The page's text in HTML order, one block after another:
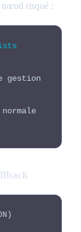
risqué :
gestion